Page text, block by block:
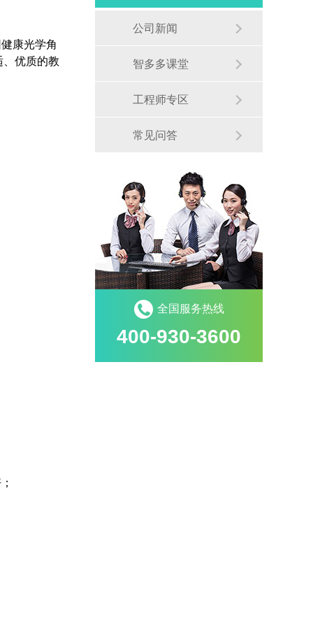
康光学角
优质的教
公司新闻
智多多课堂
工程师专区
常见问答
全国服务热线
400-930-3600